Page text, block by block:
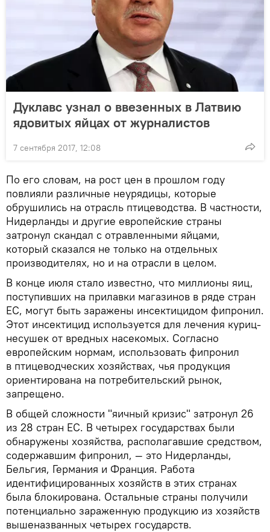
Дуклавс узнал о ввезенных в Латвию
ядовитых яйцах от журналистов
7 сентября 2017, 12:08
По его словам, на рост цен в прошлом году
повлияли различные неурядицы, которые
обрушились на отрасль птицеводства. В частности,
Нидерланды и другие европейские страны
затронул скандал с отравленными яйцами,
который сказался не только на отдельных
производителях, но и на отрасли в целом.
В конце июля стало известно, что миллионы яиц,
поступивших на прилавки магазинов в ряде стран
ЕС, могут быть заражены инсектицидом фипронил.
Этот инсектицид используется для лечения куриц-
несушек от вредных насекомых. Согласно
европейским нормам, использовать фипронил
в птицеводческих хозяйствах, чья продукция
ориентирована на потребительский рынок,
запрещено.
В общей сложности "яичный кризис" затронул 26
из 28 стран ЕС. В четырех государствах были
обнаружены хозяйства, располагавшие средством,
содержавшим фипронил, — это Нидерланды,
Бельгия, Германия и Франция. Работа
идентифицированных хозяйств в этих странах
была блокирована. Остальные страны получили
потенциально зараженную продукцию из хозяйств
вышеназванных четырех государств.